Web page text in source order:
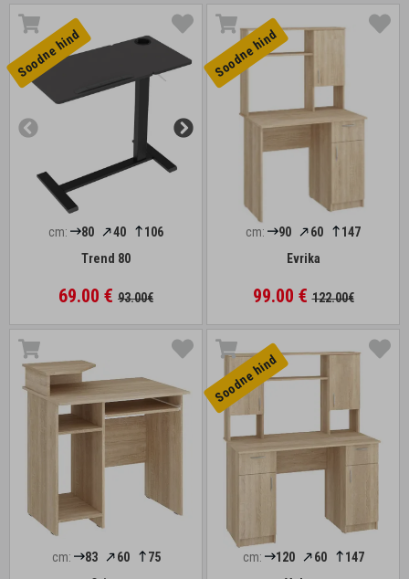
Soodne hind
cm: 80 40
106
Trend 80
69.00 € 93.00€
Soodne hind
cm: 90 60
147
Evrika
99.00 €122.00€
cm: 83 60
75
Soodne hind
cm: 120 60
147